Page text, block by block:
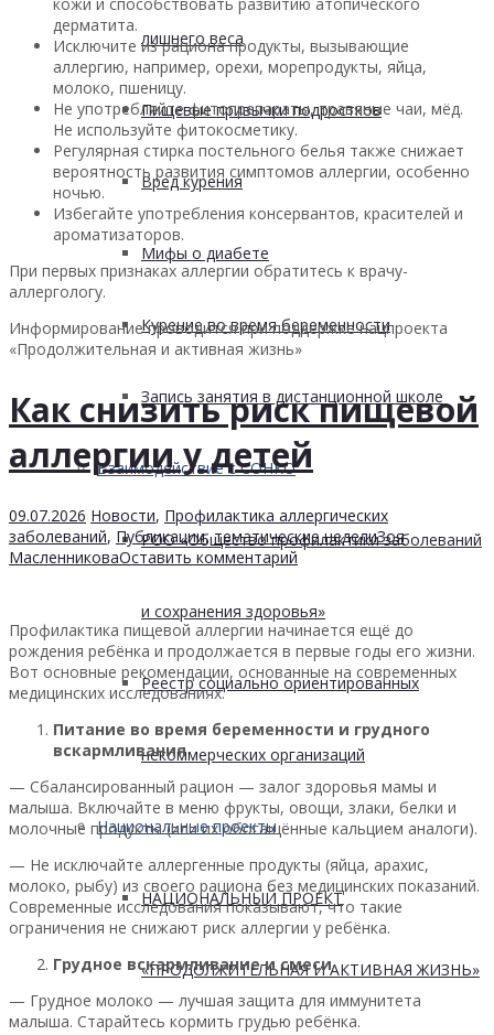
лишнего веса
Пищевые привычки подростков
Вред курения
Мифы о диабете
Курение во время беременности
Запись занятия в дистанционной школе
Взаимодействие с СОНКО
РОО «Общество профилактики заболеваний
и сохранения здоровья»
Реестр социально ориентированных
некоммерческих организаций
Национальные проекты
НАЦИОНАЛЬНЫЙ ПРОЕКТ
«ПРОДОЛЖИТЕЛЬНАЯ И АКТИВНАЯ ЖИЗНЬ»
дерматита.
Исключите из рациона продукты, вызывающие
аллергию, например, орехи, морепродукты, яйца,
молоко, пшеницу.
Не употребляйте фитопрепараты, травяные чаи, мёд.
Не используйте фитокосметику.
Регулярная стирка постельного белья также снижает
вероятность развития симптомов аллергии, особенно
ночью.
Избегайте употребления консервантов, красителей и
ароматизаторов.
При первых признаках аллергии обратитесь к врачу-
аллергологу.
Информирование проводится при поддержке нацпроекта
«Продолжительная и активная жизнь»
Как снизить риск пищевой
аллергии у детей
09.07.2026 Новости, Профилактика аллергических
заболеваний, Публикации,тематические неделиЗоя
МасленниковаОставить комментарий
Профилактика пищевой аллергии начинается ещё до
рождения ребёнка и продолжается в первые годы его жизни.
Вот основные рекомендации, основанные на современных
медицинских исследованиях.
Питание во время беременности и грудного
вскармливания
— Сбалансированный рацион — залог здоровья мамы и
малыша. Включайте в меню фрукты, овощи, злаки, белки и
молочные продукты (или их обогащённые кальцием аналоги).
— Не исключайте аллергенные продукты (яйца, арахис,
молоко, рыбу) из своего рациона без медицинских показаний.
Современные исследования показывают, что такие
ограничения не снижают риск аллергии у ребёнка.
Грудное вскармливание и смеси
— Грудное молоко — лучшая защита для иммунитета
малыша. Старайтесь кормить грудью ребёнка.